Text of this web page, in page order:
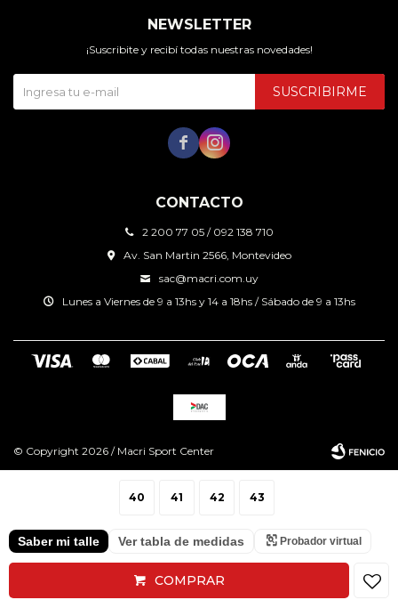
40 41 42 43
Saber mi talle Ver tabla de medidas Probador virtual
COMPRAR
CONTACTO
2 200 77 05 / 092 138 710
Av. San Martin 2566, Montevideo
sac@macri.com.uy
Lunes a Viernes de 9 a 13hs y 14 a 18hs / Sábado de 9 a 13hs
NEWSLETTER
¡Suscribite y recibí todas nuestras novedades!
SUSCRIBIRME
 
© Copyright 2026 / Macri Sport Center
Fenicio